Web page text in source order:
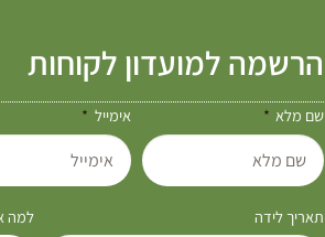
הרשמה למועדון לקוחות
שם מלא אימייל
תאריך לידה למה